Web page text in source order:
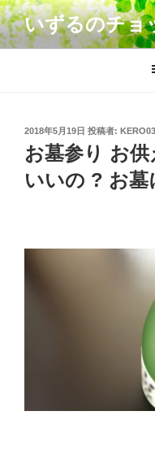
コ
ン
テ
いずるのチョ
投
稿
日:
2018年5月19日 投稿者:
お墓参り お
いいの ? お